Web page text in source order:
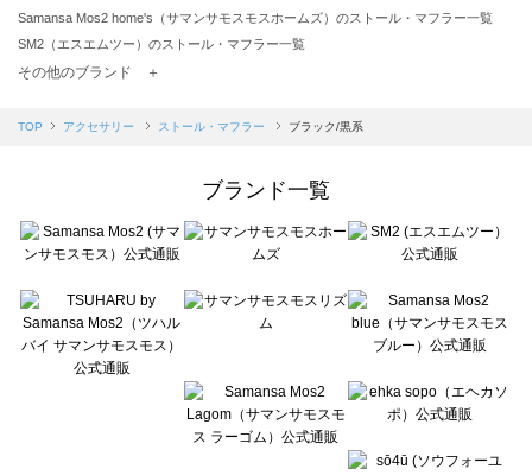
Samansa Mos2 home's（サマンサモスモスホームズ）のストール・マフラー一覧
SM2（エスエムツー）のストール・マフラー一覧
Samansa Mos2 blue（サマンサモスモス ブルー）のストール・マフラー一覧
sō4ū（ソウフォーユー）のストール・マフラー一覧
Te chichi（テチチ）のストール・マフラー一覧
Te chichi CLASSIC（テチチ クラシック）のストール・マフラー一覧
Lugnoncure（ルノンキュール）のストール・マフラー一覧
BETTY'S BLUE（べティーズブルー）のストール・マフラー一覧
Wpc.（ワールドパーティー）のストール・マフラー一覧
その他のブランド ＋
TOP アクセサリー ストール・マフラー ブラック/黒系
ブランド一覧